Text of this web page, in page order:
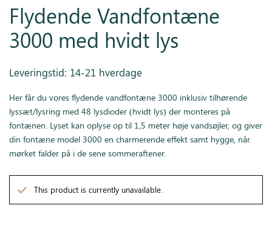
Flydende Vandfontæne
3000 med hvidt lys
Leveringstid: 14-21 hverdage
Her får du vores flydende vandfontæne 3000 inklusiv tilhørende
lyssæt/lysring med 48 lysdioder (hvidt lys) der monteres på
fontænen. Lyset kan oplyse op til 1,5 meter høje vandsøjler, og giver
din fontæne model 3000 en charmerende effekt samt hygge, når
mørket falder på i de sene sommeraftener.
This product is currently unavailable.